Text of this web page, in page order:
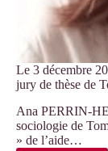
Le 3 décembre
jury de thèse de
Ana PERRIN-
sociologie de
» de l’aide…